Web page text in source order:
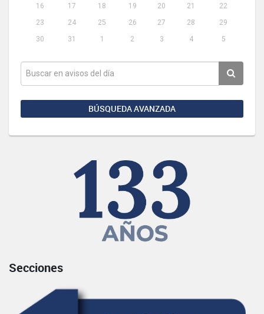
16
17 18 19 20 21
22
23
24 25 26 27 28
29
30
31 1 2 3 4 5
BÚSQUEDA AVANZADA
Secciones